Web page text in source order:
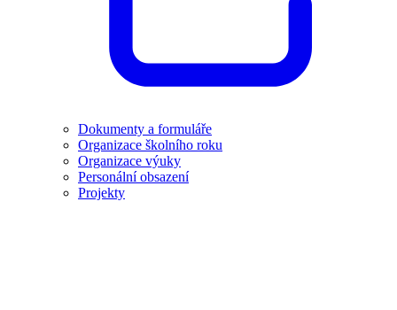
Dokumenty a formuláře
Organizace školního roku
Organizace výuky
Personální obsazení
Projekty